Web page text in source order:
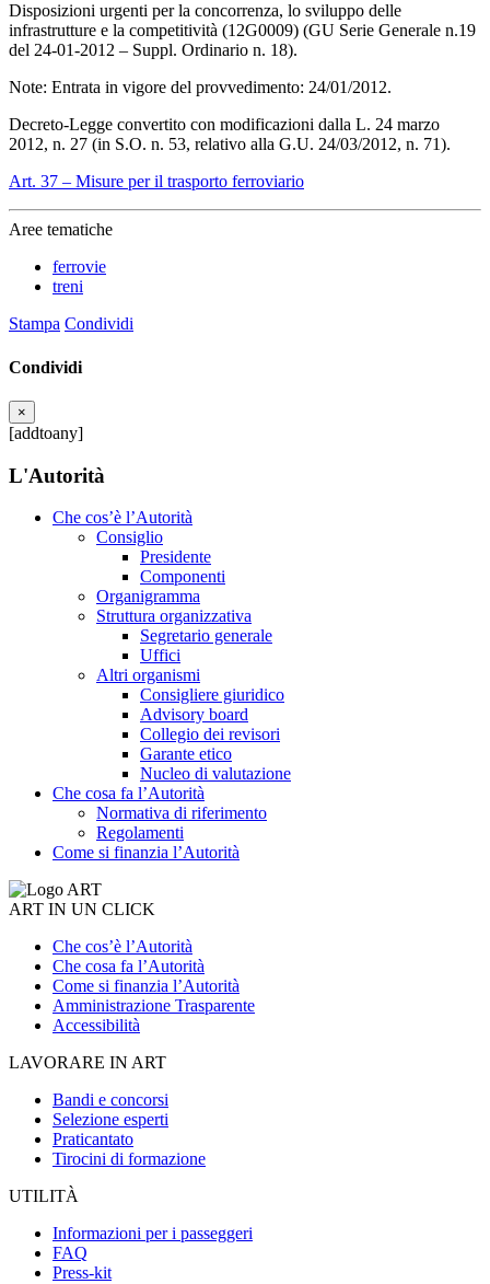
Disposizioni urgenti per la concorrenza, lo sviluppo delle
infrastrutture e la competitività (12G0009) (GU Serie Generale n.19
del 24-01-2012 – Suppl. Ordinario n. 18).
Note: Entrata in vigore del provvedimento: 24/01/2012.
Decreto-Legge convertito con modificazioni dalla L. 24 marzo
2012, n. 27 (in S.O. n. 53, relativo alla G.U. 24/03/2012, n. 71).
Art. 37 – Misure per il trasporto ferroviario
Aree tematiche
ferrovie
treni
Stampa Condividi
Condividi
×
[addtoany]
L'Autorità
Che cos’è l’Autorità
Consiglio
Presidente
Componenti
Organigramma
Struttura organizzativa
Segretario generale
Uffici
Altri organismi
Consigliere giuridico
Advisory board
Collegio dei revisori
Garante etico
Nucleo di valutazione
Che cosa fa l’Autorità
Normativa di riferimento
Regolamenti
Come si finanzia l’Autorità
ART IN UN CLICK
Che cos’è l’Autorità
Che cosa fa l’Autorità
Come si finanzia l’Autorità
Amministrazione Trasparente
Accessibilità
LAVORARE IN ART
Bandi e concorsi
Selezione esperti
Praticantato
Tirocini di formazione
UTILITÀ
Informazioni per i passeggeri
FAQ
Press-kit